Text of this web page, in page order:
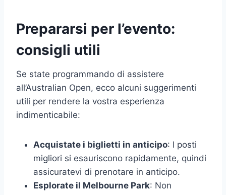
Prepararsi per l’evento:
consigli utili
Se state programmando di assistere
all’Australian Open, ecco alcuni suggerimenti
utili per rendere la vostra esperienza
indimenticabile:
Acquistate i biglietti in anticipo: I posti
migliori si esauriscono rapidamente, quindi
assicuratevi di prenotare in anticipo.
Esplorate il Melbourne Park: Non